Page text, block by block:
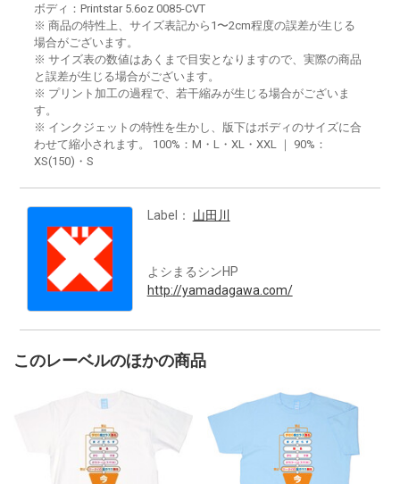
ボディ：Printstar 5.6oz 0085-CVT
※ 商品の特性上、サイズ表記から1〜2cm程度の誤差が生じる
場合がございます。
※ サイズ表の数値はあくまで目安となりますので、実際の商品
と誤差が生じる場合がございます。
※ プリント加工の過程で、若干縮みが生じる場合がございま
す。
※ インクジェットの特性を生かし、版下はボディのサイズに合
わせて縮小されます。 100%：M・L・XL・XXL ｜ 90%：
XS(150)・S
Label： 山田川
よシまるシンHP
http://yamadagawa.com/
このレーベルのほかの商品